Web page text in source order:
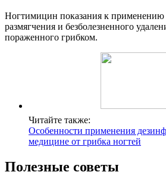
Ногтимицин показания к применению
размягчения и безболезненного
пораженного грибком.
Читайте также:
Особенности применения
медицине от грибка ногтей
Полезные советы